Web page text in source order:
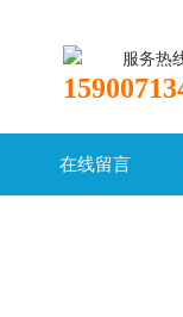
服务热线
在线留言